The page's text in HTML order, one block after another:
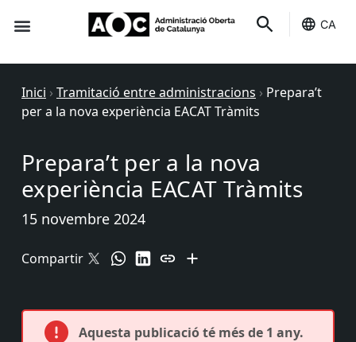
CA
Inici › Tramitació entre administracions › Prepara’t
per a la nova experiència EACAT Tràmits
Prepara’t per a la nova
experiència EACAT Tràmits
15 novembre 2024
Compartir
Aquesta publicació té més de 1 any.